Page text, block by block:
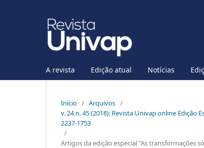
A revista Edição atual Notícias
Início / Arquivos /
v. 24 n. 45 (2018): Revista Univap online Edição
2237-1753
/
Artigos da edição especial "As transformações